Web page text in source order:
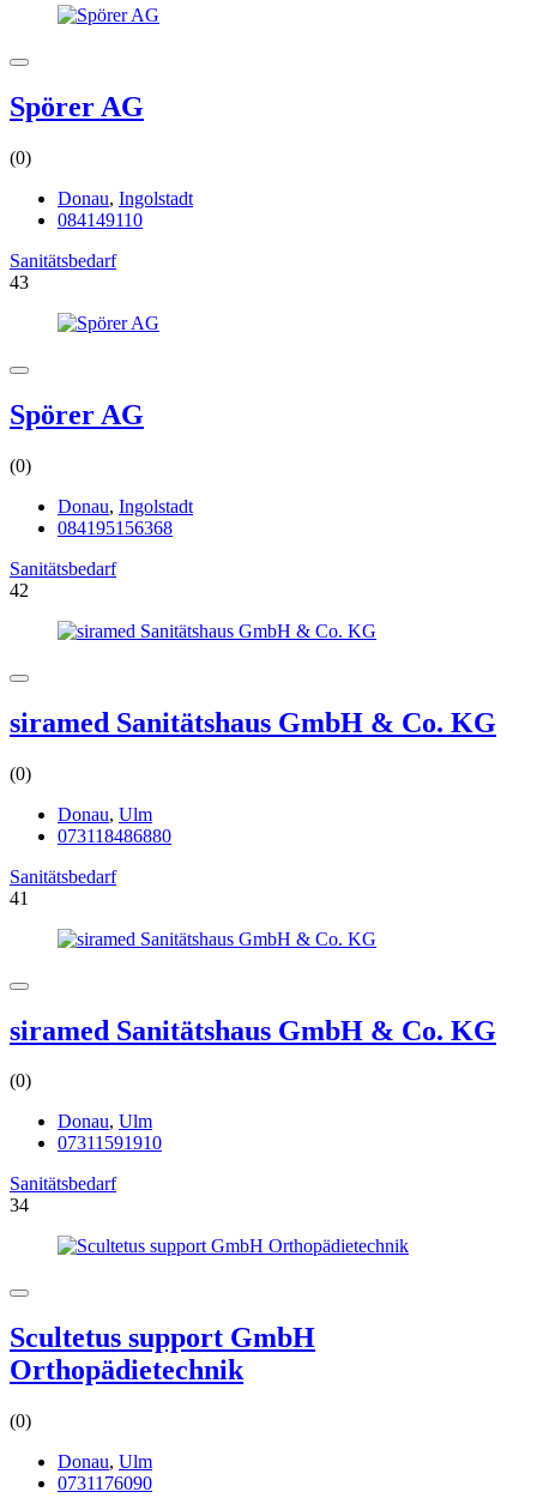
Spörer AG
(0)
Donau, Ingolstadt
084149110
Sanitätsbedarf
43
Spörer AG
(0)
Donau, Ingolstadt
084195156368
Sanitätsbedarf
42
siramed Sanitätshaus GmbH & Co. KG
(0)
Donau, Ulm
073118486880
Sanitätsbedarf
41
siramed Sanitätshaus GmbH & Co. KG
(0)
Donau, Ulm
07311591910
Sanitätsbedarf
34
Scultetus support GmbH
Orthopädietechnik
(0)
Donau, Ulm
0731176090